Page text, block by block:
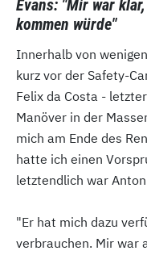
Evans: "Mir war
kommen würde"
Innerhalb von
kurz vor der Safety-
Felix da Costa -
Manöver in der
mich am Ende des
hatte ich einen
letztendlich war
"Er hat mich dazu
verbrauchen. Mir war